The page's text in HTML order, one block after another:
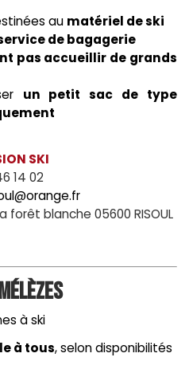
au matériel de ski
de bagagerie
pas accueillir de grands
un petit sac de type
SKI
14 02
forêt blanche 05600 RISOUL
à ski
à tous, selon disponibilités